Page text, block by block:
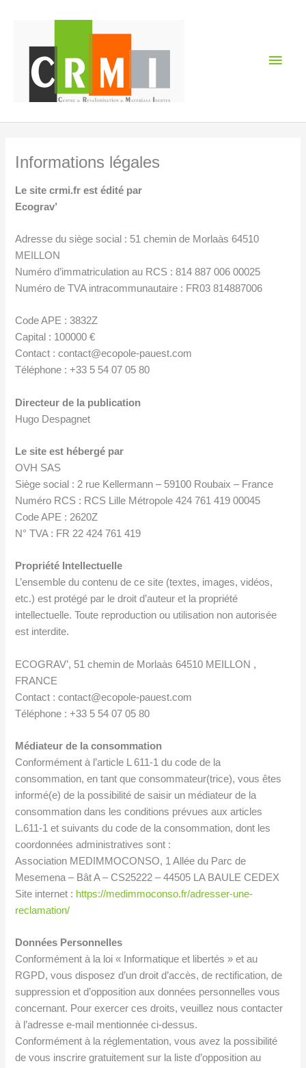
Informations légales
Le site crmi.fr est édité par
Ecograv’
Adresse du siège social : 51 chemin de Morlaàs 64510
MEILLON
Numéro d’immatriculation au RCS : 814 887 006 00025
Numéro de TVA intracommunautaire : FR03 814887006
Code APE : 3832Z
Capital : 100000 €
Contact : contact@ecopole-pauest.com
Téléphone : +33 5 54 07 05 80
Directeur de la publication
Hugo Despagnet
Le site est hébergé par
OVH SAS
Siège social : 2 rue Kellermann – 59100 Roubaix – France
Numéro RCS : RCS Lille Métropole 424 761 419 00045
Code APE : 2620Z
N° TVA : FR 22 424 761 419
Propriété Intellectuelle
L’ensemble du contenu de ce site (textes, images, vidéos,
etc.) est protégé par le droit d’auteur et la propriété
intellectuelle. Toute reproduction ou utilisation non autorisée
est interdite.
ECOGRAV’, 51 chemin de Morlaàs 64510 MEILLON ,
FRANCE
Contact : contact@ecopole-pauest.com
Téléphone : +33 5 54 07 05 80
Médiateur de la consommation
Conformément à l’article L 611-1 du code de la
consommation, en tant que consommateur(trice), vous êtes
informé(e) de la possibilité de saisir un médiateur de la
consommation dans les conditions prévues aux articles
L.611-1 et suivants du code de la consommation, dont les
coordonnées administratives sont :
Association MEDIMMOCONSO, 1 Allée du Parc de
Mesemena – Bât A – CS25222 – 44505 LA BAULE CEDEX
Site internet : https://medimmoconso.fr/adresser-une-
reclamation/
Données Personnelles
Conformément à la loi « Informatique et libertés » et au
RGPD, vous disposez d’un droit d’accès, de rectification, de
suppression et d’opposition aux données personnelles vous
concernant. Pour exercer ces droits, veuillez nous contacter
à l’adresse e-mail mentionnée ci-dessus.
Conformément à la réglementation, vous avez la possibilité
de vous inscrire gratuitement sur la liste d’opposition au